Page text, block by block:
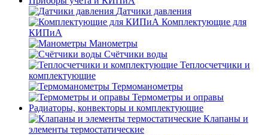
Датчики давления
Комплектующие для
КИПиА
Манометры
Счётчики воды
Теплосчетчики и
комплектующие
Термоманометры
Термометры и оправы
Радиаторы, конвекторы и комплектующие
Клапаны и
элементы термостатические